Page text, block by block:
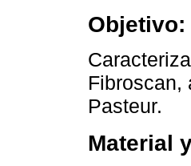
Objetivo:
Fibroscan,
Pasteur.
Material